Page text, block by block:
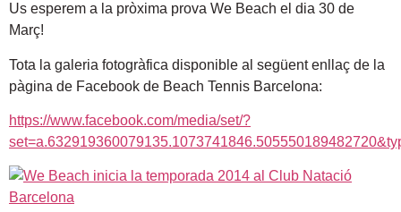
Us esperem a la pròxima prova We Beach el dia 30 de
Març!
Tota la galeria fotogràfica disponible al següent enllaç de la
pàgina de Facebook de Beach Tennis Barcelona:
https://www.facebook.com/media/set/?